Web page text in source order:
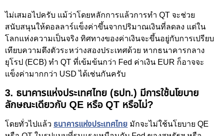
ไม่เสมอไปครับ แม้ว่าโดยหลักการแล้วการทำ QT จะช่วย
สนับสนุนให้ดอลลาร์แข็งค่าขึ้นจากปริมาณเงินที่ลดลง แต่ใน
โลกแห่งความเป็นจริง ทิศทางของค่าเงินจะขึ้นอยู่กับการเปรียบ
เทียบความตึงตัวระหว่างสองประเทศด้วย หากธนาคารกลาง
ยุโรป (ECB) ทำ QT ที่เข้มข้นกว่า Fed ค่าเงิน EUR ก็อาจจะ
แข็งค่ามากกว่า USD ได้เช่นกันครับ
3. ธนาคารแห่งประเทศไทย (ธปท.) มีการใช้นโยบาย
ลักษณะเดียวกับ QE หรือ QT หรือไม่?
โดยทั่วไปแล้ว ธนาคารแห่งประเทศไทย มักจะไม่ใช้นโยบาย QE